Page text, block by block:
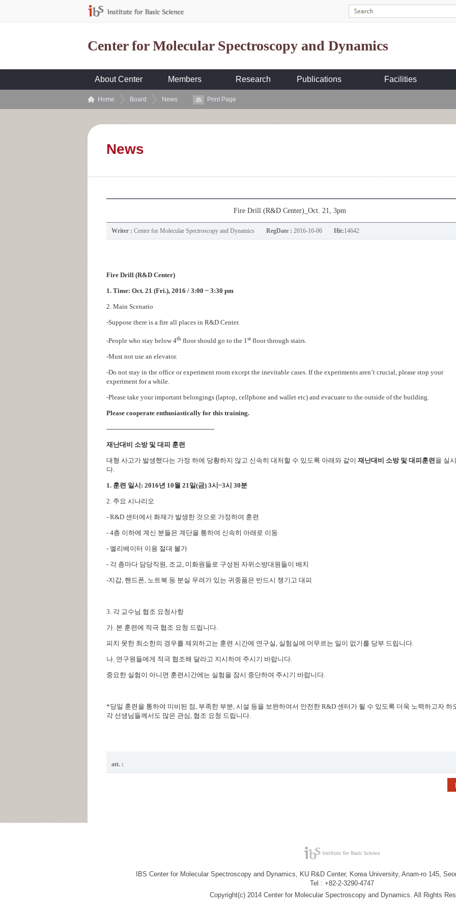
Center for Molecular Spectroscopy and Dynamics
About Center Members Research Publications Facilities
Home Board News Print Page
News
Fire Drill (R&D Center)_Oct. 21, 3pm
Writer : Center for Molecular Spectroscopy and Dynamics RegDate : 2016-10-06 Hit:14642
Fire Drill (R&D Center)
1. Time: Oct. 21 (Fri.), 2016 / 3:00 ~ 3:30 pm
2. Main Scenario
-Suppose there is a fire all places in R&D Center.
-People who stay below 4th floor should go to the 1st floor through stairs.
-Must not use an elevator.
-Do not stay in the office or experiment room except the inevitable cases. If the experiments aren’t crucial, please stop your
experiment for a while.
-Please take your important belongings (laptop, cellphone and wallet etc) and evacuate to the outside of the building.
Please cooperate enthusiastically for this training.
-----------------------------------------------------
재난대비 소방 및 대피 훈련
대형 사고가 발생했다는 가정 하에 당황하지 않고 신속히 대처할 수 있도록 아래와 같이 재난대비 소방 및 대피훈련을 실
다.
1. 훈련 일시 : 2016년 10월 21일(금) 3시 ~3시 30분
2. 주요 시나리오
- R&D 센터에서 화재가 발생한 것으로 가정하여 훈련
- 4층 이하에 계신 분들은 계단을 통하여 신속히 아래로 이동
- 엘리베이터 이용 절대 불가
- 각 층마다 담당직원, 조교, 미화원들로 구성된 자위소방대원들이 배치
-지갑, 핸드폰, 노트북 등 분실 우려가 있는 귀중품은 반드시 챙기고 대피
3. 각 교수님 협조 요청사항
가. 본 훈련에 적극 협조 요청 드립니다.
피치 못한 최소한의 경우를 제외하고는 훈련 시간에 연구실, 실험실에 머무르는 일이 없기를 당부 드립니다.
나. 연구원들에게 적극 협조해 달라고 지시하여 주시기 바랍니다.
중요한 실험이 아니면 훈련시간에는 실험을 잠시 중단하여 주시기 바랍니다.
*당일 훈련을 통하여 미비된 점, 부족한 부분, 시설 등을 보완하여서 안전한 R&D 센터가 될 수 있도록 더욱 노력하고자 하
각 선생님들께서도 많은 관심, 협조 요청 드립니다.
att. :
IBS Center for Molecular Spectroscopy and Dynamics, KU R&D Center, Korea University, Anam-ro 145,
Tel : +82-2-3290-4747
Copyright(c) 2014 Center for Molecular Spectroscopy and Dynamics. All Rights